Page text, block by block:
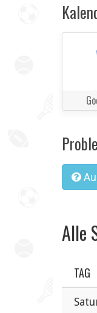
Alle
TAG